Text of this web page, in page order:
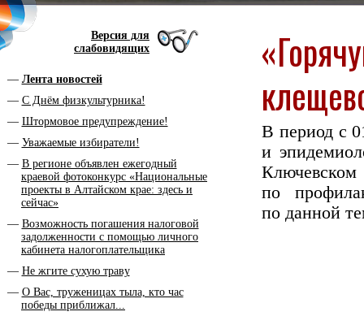
Версия для
слабовидящих
Лента новостей
С Днём физкультурника!
Штормовое предупреждение!
Уважаемые избиратели!
В регионе объявлен ежегодный
краевой фотоконкурс «Национальные
проекты в Алтайском крае: здесь и
сейчас»
Возможность погашения налоговой
задолженности с помощью личного
кабинета налогоплательщика
Не жгите сухую траву
О Вас, труженицах тыла, кто час
победы приближал...
В период с
и
по
по данной